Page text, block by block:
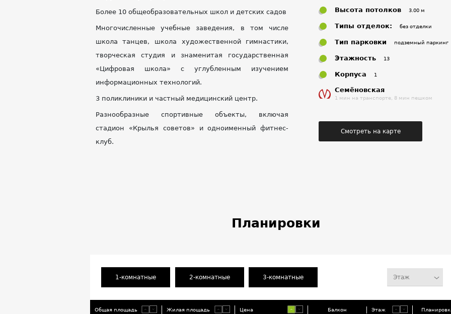
Более 10 общеобразовательных школ и детских садов
Многочисленные учебные заведения, в том числе
школа танцев, школа художественной гимнастики,
творческая студия и знаменитая государственная
«Цифровая школа» с углубленным изучением
информационных технологий.
3 поликлиники и частный медицинский центр.
Разнообразные спортивные объекты, включая
стадион «Крылья советов» и одноименный фитнес-
клуб.
Высота потолков 3.00 м
Типы отделок: без отделки
Тип парковки подземный паркинг
Этажность 13
Корпуса 1
Семёновская
1 мин на транспорте, 8 мин пешком
Смотреть на карте
Планировки
1-комнатные 2-комнатные 3-комнатные Этаж
Общая площадь Жилая площадь Цена Балкон Этаж